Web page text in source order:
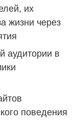
их
жизни через
аудитории в
поведения